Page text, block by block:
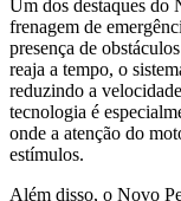
Um dos destaques do
frenagem de
presença de
reaja a tempo, o
reduzindo a
tecnologia é
onde a atenção do
estímulos.
Além disso, o Novo